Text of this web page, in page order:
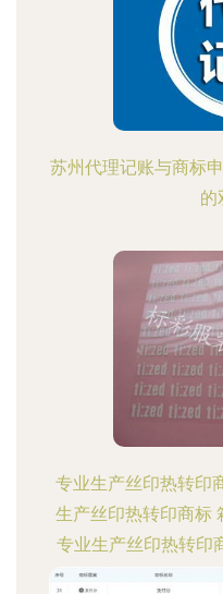
苏州代理记账与商标
的
专业生产丝印热转印
生产丝印热转印商标
专业生产丝印热转印